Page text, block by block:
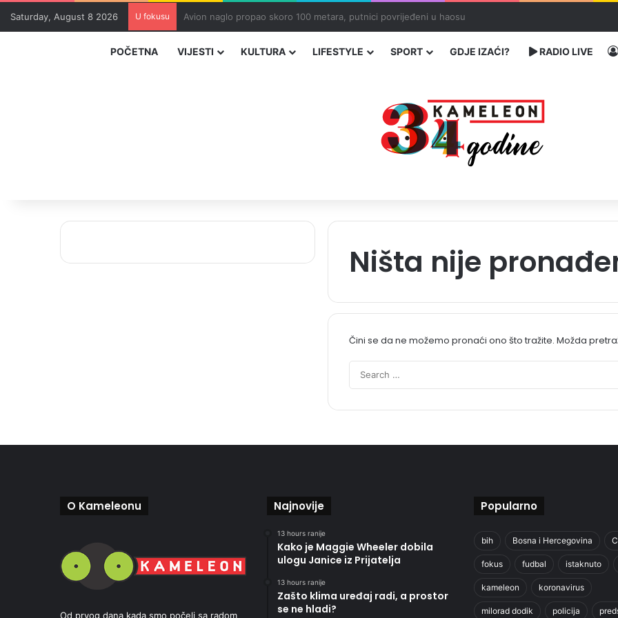
Saturday, August 8 2026 U fokusu Zvizdić, Magazinović i Kojović traže poseban status za Memorijalni centar Srebrenica
POČETNA VIJESTI KULTURA LIFESTYLE SPORT GDJE IZAĆI? RADIO LIVE
Ništa nije
Čini se da ne možemo pronaći ono što tražite. Možda
O Kameleonu
Od prvog dana kada smo počeli sa radom
Najnovije
13 hours ranije
Kako je Maggie Wheeler dobila
ulogu Janice iz Prijatelja
13 hours ranije
Zašto klima uređaj radi, a prostor
se ne hladi?
Popularno
bih Bosna i Hercegovina
fokus fudbal istaknuto
kameleon koronavirus
milorad dodik policija